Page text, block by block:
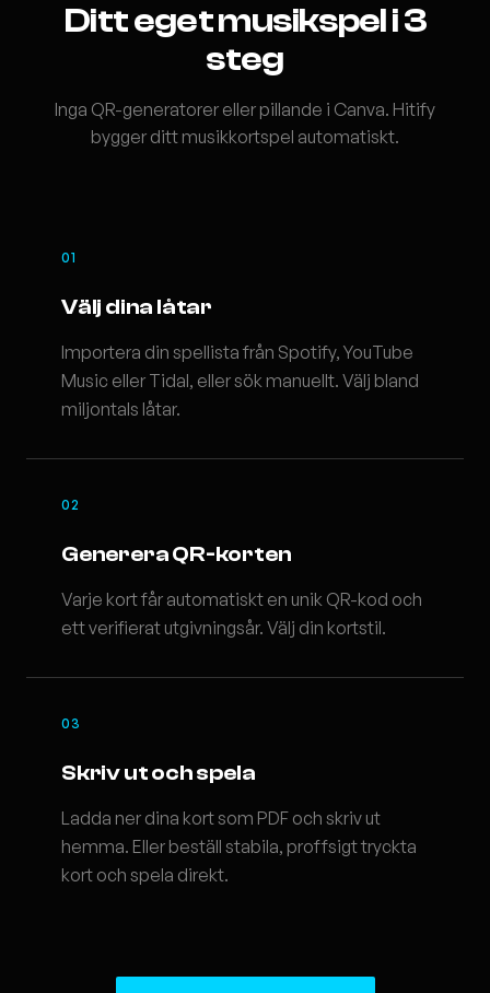
Ditt eget musikspel i 3
steg
Inga QR-generatorer eller pillande i Canva. Hitify
bygger ditt musikkortspel automatiskt.
01
Välj dina låtar
Importera din spellista från Spotify, YouTube
Music eller Tidal, eller sök manuellt. Välj bland
miljontals låtar.
02
Generera QR-korten
Varje kort får automatiskt en unik QR-kod och
ett verifierat utgivningsår. Välj din kortstil.
03
Skriv ut och spela
Ladda ner dina kort som PDF och skriv ut
hemma. Eller beställ stabila, proffsigt tryckta
kort och spela direkt.